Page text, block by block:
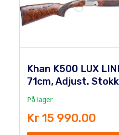
Khan K500 LUX
71cm, Adjust. Stokk
På lager
Kr 15 990.00